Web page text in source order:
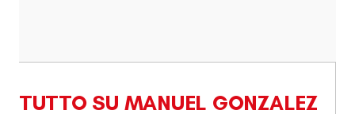
TUTTO SU MANUEL GONZALEZ